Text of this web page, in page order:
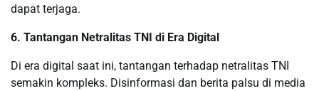
dapat terjaga.
6. Tantangan Netralitas TNI di Era Digital
Di era digital saat ini, tantangan terhadap netralitas TNI
semakin kompleks. Disinformasi dan berita palsu di media